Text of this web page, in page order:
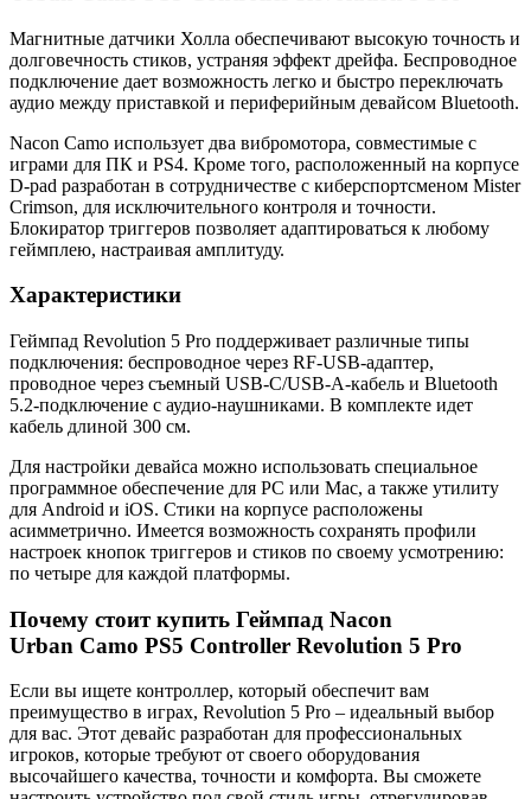
Магнитные датчики Холла обеспечивают высокую точность и
долговечность стиков, устраняя эффект дрейфа. Беспроводное
подключение дает возможность легко и быстро переключать
аудио между приставкой и периферийным девайсом Bluetooth.
Nacon Camo использует два вибромотора, совместимые с
играми для ПК и PS4. Кроме того, расположенный на корпусе
D-pad разработан в сотрудничестве с киберспортсменом Mister
Crimson, для исключительного контроля и точности.
Блокиратор триггеров позволяет адаптироваться к любому
геймплею, настраивая амплитуду.
Характеристики
Геймпад Revolution 5 Pro поддерживает различные типы
подключения: беспроводное через RF-USB-адаптер,
проводное через съемный USB-C/USB-A-кабель и Bluetooth
5.2-подключение с аудио-наушниками. В комплекте идет
кабель длиной 300 см.
Для настройки девайса можно использовать специальное
программное обеспечение для PC или Mac, а также утилиту
для Android и iOS. Стики на корпусе расположены
асимметрично. Имеется возможность сохранять профили
настроек кнопок триггеров и стиков по своему усмотрению:
по четыре для каждой платформы.
Почему стоит купить Геймпад Nacon
Urban Camo PS5 Controller Revolution 5 Pro
Если вы ищете контроллер, который обеспечит вам
преимущество в играх, Revolution 5 Pro – идеальный выбор
для вас. Этот девайс разработан для профессиональных
игроков, которые требуют от своего оборудования
высочайшего качества, точности и комфорта. Вы сможете